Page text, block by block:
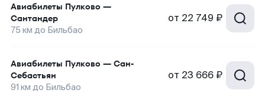
Авиабилеты Пулково —
Сантандер
75 км до Бильбао
от 22 749 ₽
Авиабилеты Пулково — Сан-
Себастьян
91 км до Бильбао
от 23 666 ₽